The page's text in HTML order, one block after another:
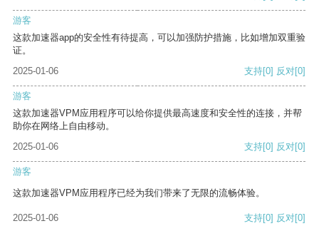
游客
这款加速器app的安全性有待提高，可以加强防护措施，比如增加双重验
证。
2025-01-06
支持[0] 反对[0]
游客
这款加速器VPM应用程序可以给你提供最高速度和安全性的连接，并帮
助你在网络上自由移动。
2025-01-06
支持[0] 反对[0]
游客
这款加速器VPM应用程序已经为我们带来了无限的流畅体验。
2025-01-06 支持[0] 反对[0]